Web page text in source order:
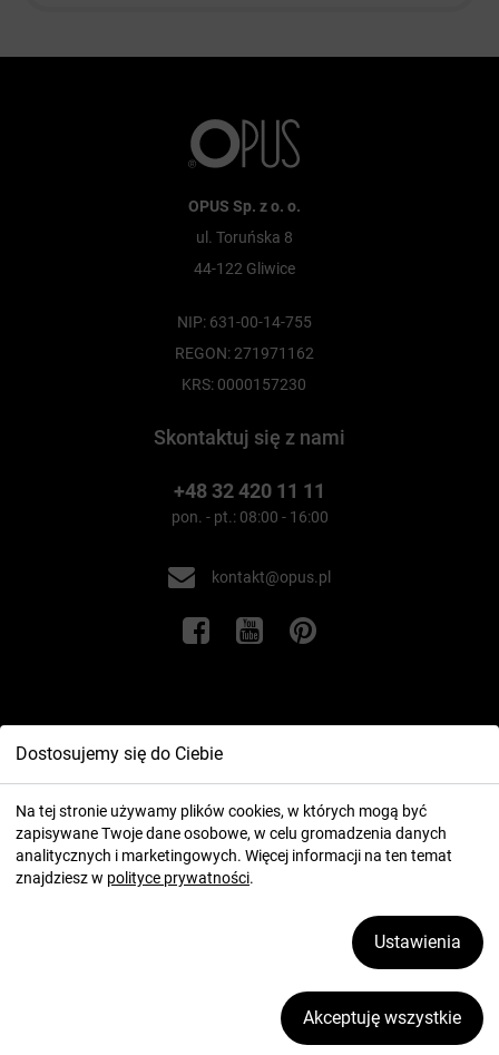
Dostosujemy się do Ciebie
Na tej stronie używamy plików cookies, w których mogą być
zapisywane Twoje dane osobowe, w celu gromadzenia danych
analitycznych i marketingowych. Więcej informacji na ten temat
znajdziesz w polityce prywatności.
Ustawienia
Akceptuję wszystkie
OPUS Sp. z o. o.
ul. Toruńska 8
44-122 Gliwice
NIP: 631-00-14-755
REGON: 271971162
KRS: 0000157230
Skontaktuj się z nami
+48 32 420 11 11
pon. - pt.: 08:00 - 16:00
kontakt@opus.pl
Informacje
Twoje konto
icube.pl